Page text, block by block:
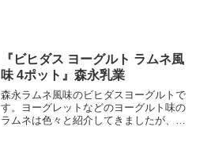
『ビヒダス ヨーグルト ラムネ風
味 4ポット』森永乳業
森永ラムネ風味のビヒダスヨーグルトで
す。ヨーグレットなどのヨーグルト味の
ラムネは色々と紹介してきましたが、ラ